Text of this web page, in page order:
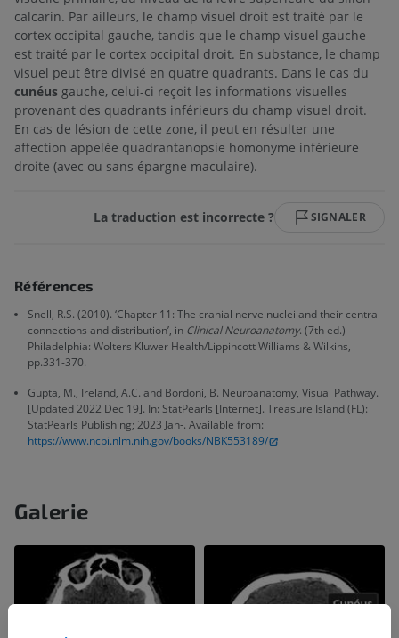
calcarin. Par ailleurs, le champ visuel droit est traité par le
cortex occipital gauche, tandis que le champ visuel gauche
est traité par le cortex occipital droit. En substance, le champ
visuel peut être divisé en quatre quadrants. Dans le cas du
cunéus gauche, celui-ci reçoit les informations visuelles
provenant des quadrants inférieurs du champ visuel droit.
En cas de lésion de cette zone, il peut en résulter une
affection appelée quadrantanopsie homonyme inférieure
droite (avec ou sans épargne maculaire).
La traduction est incorrecte ? SIGNALER
Références
Snell, R.S. (2010). ‘Chapter 11: The cranial nerve nuclei and their central
connections and distribution’, in Clinical Neuroanatomy. (7th ed.)
Philadelphia: Wolters Kluwer Health/Lippincott Williams & Wilkins,
pp.331-370.
Gupta, M., Ireland, A.C. and Bordoni, B. Neuroanatomy, Visual Pathway.
[Updated 2022 Dec 19]. In: StatPearls [Internet]. Treasure Island (FL):
StatPearls Publishing; 2023 Jan-. Available from:
https://www.ncbi.nlm.nih.gov/books/NBK553189/
Galerie